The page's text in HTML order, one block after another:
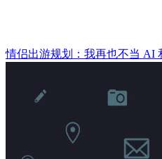
情侣出游规划：我再也不当 AI